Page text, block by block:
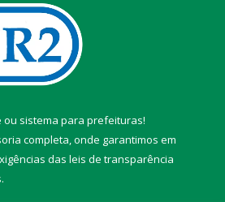
ou sistema para prefeituras!
completa, onde garantimos em
das leis de transparência